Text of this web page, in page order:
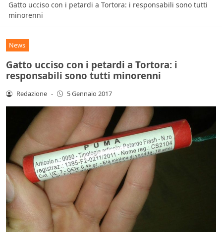
Gatto ucciso con i petardi a Tortora: i responsabili sono tutti
minorenni
News
Gatto ucciso con i petardi a Tortora: i
responsabili sono tutti minorenni
Redazione - 5 Gennaio 2017